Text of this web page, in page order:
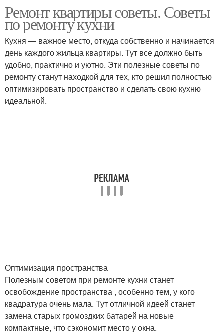
Ремонт квартиры советы. Советы
по ремонту кухни
Кухня — важное место, откуда собственно и начинается
день каждого жильца квартиры. Тут все должно быть
удобно, практично и уютно. Эти полезные советы по
ремонту станут находкой для тех, кто решил полностью
оптимизировать пространство и сделать свою кухню
идеальной.
Оптимизация пространства
Полезным советом при ремонте кухни станет
освобождение пространства , особенно тем, у кого
квадратура очень мала. Тут отличной идеей станет
замена старых громоздких батарей на новые
компактные, что сэкономит место у окна.